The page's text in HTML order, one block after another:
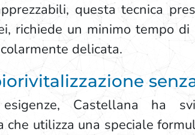
questa tecnica
richiede un minimo tempo
delicata.
Castellana ha
che utilizza una speciale